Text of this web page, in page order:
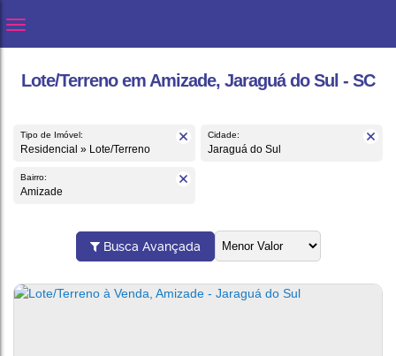
Lote/Terreno em Amizade, Jaraguá do Sul - SC
Tipo de Imóvel:
Residencial » Lote/Terreno
Cidade:
Jaraguá do Sul
Bairro:
Amizade
Busca Avançada